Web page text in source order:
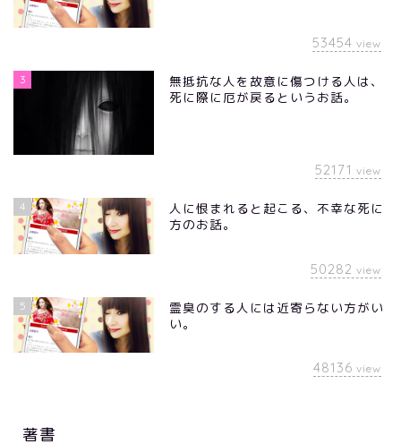
53454 view
3
無抵抗な人を故意に傷つける人は、
死に際に厄が戻るというお話。
52171 view
4
人に恨まれると起こる、不幸な死に
方のお話。
50282 view
5
霊臭のする人には近寄らない方がい
い。
48136 view
著書